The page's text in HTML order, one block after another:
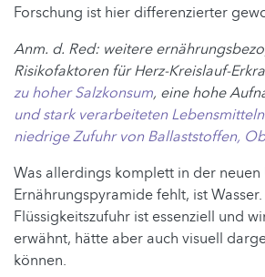
Forschung ist hier differenzierter
Anm. d. Red: weitere
Risikofaktoren für Herz-Kreislauf-
zu hoher Salzkonsum, eine hohe
und stark verarbeiteten Lebensmitteln
niedrige Zufuhr von Ballaststoffen,
Was allerdings komplett in der neuen
Ernährungspyramide fehlt, ist
Flüssigkeitszufuhr ist essenziell und
erwähnt, hätte aber auch visuell
können.